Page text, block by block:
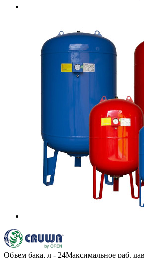
Объем бака, л - 24Максимальное раб.